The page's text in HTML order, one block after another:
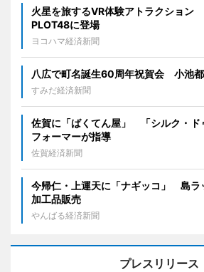
火星を旅するVR体験アトラクション
PLOT48に登場
ヨコハマ経済新聞
八広で町名誕生60周年祝賀会 小池
すみだ経済新聞
佐賀に「ばくてん屋」 「シルク・ド
フォーマーが指導
佐賀経済新聞
今帰仁・上運天に「ナギッコ」 島ラ
加工品販売
やんばる経済新聞
プレスリリース